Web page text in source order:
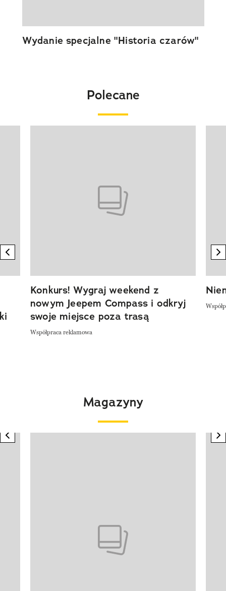
Wydanie specjalne "Historia czarów"
Polecane
previous element
Konkurs! Wygraj weekend z
nowym Jeepem Compass i odkryj
swoje miejsce poza trasą
Współpraca reklamowa
Magazyny
previous element